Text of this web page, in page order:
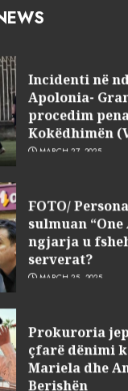
pasuri të
Incidenti në
Apolonia-
procedim
Kokëdhimën
MARCH 27, 2025
FOTO/
sulmuan “One
ngjarja u
serverat?
MARCH 25, 2025
Prokuroria
çfarë dënimi
Mariela dhe
Berishën